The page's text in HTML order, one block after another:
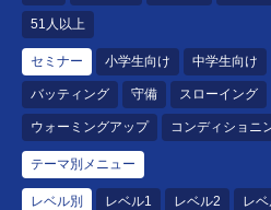
51人以上
セミナー 小学生向け 中学生向け
バッティング 守備 スローイング
ウォーミングアップ コンディショニ
テーマ別メニュー
レベル別 レベル1 レベル2 レ